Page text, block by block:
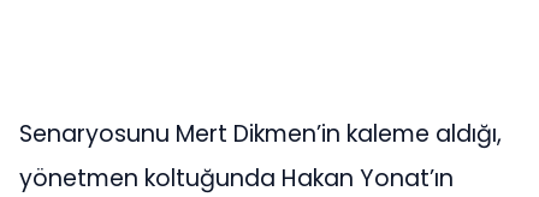
Senaryosunu Mert Dikmen’in kaleme aldığı,
yönetmen koltuğunda Hakan Yonat’ın